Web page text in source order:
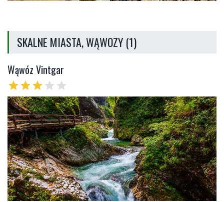
SKALNE MIASTA, WĄWOZY (1)
Wąwóz Vintgar
starstarstar star star